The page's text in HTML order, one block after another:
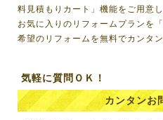
料見積もりカート」機能をご用意
お気に入りのリフォームプランを
希望のリフォームを無料でカンタ
気軽に質問ＯＫ！
カンタンお